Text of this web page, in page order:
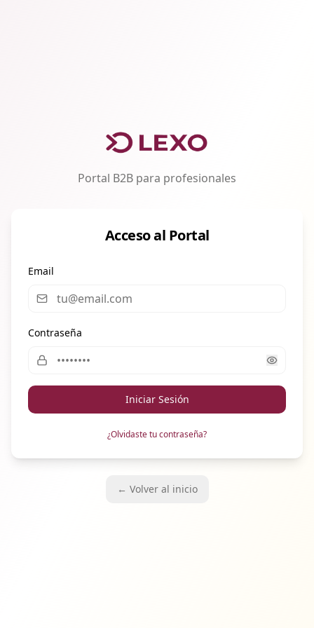
Portal B2B para profesionales
Acceso al Portal
Email
Contraseña
Iniciar Sesión
¿Olvidaste tu contraseña?
← Volver al inicio